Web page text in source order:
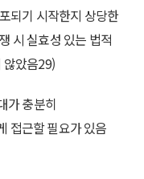
되기 시작한지 상당한
시 실효성 있는 법적
않았음29)
가 충분히
접근할 필요가 있음